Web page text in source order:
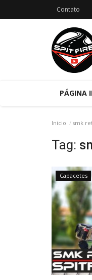
Contato
PÁGINA
Inicio smk
Tag:
Capacetes